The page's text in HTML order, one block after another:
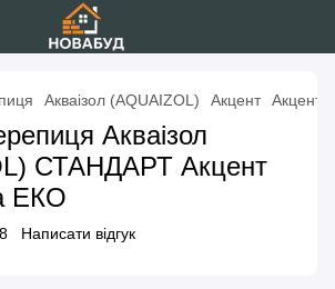
Акваізол (AQUAIZOL) Акцент Акцент
Акваізол
СТАНДАРТ Акцент
ЕКО
Написати відгук